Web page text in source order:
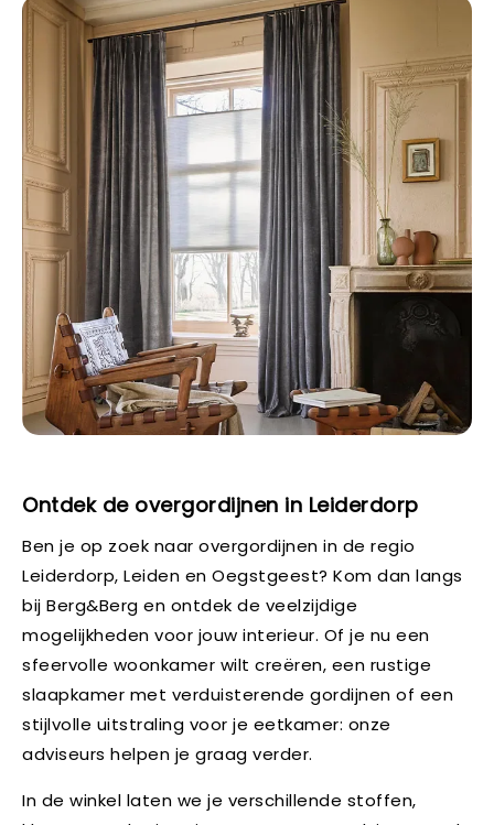
Ontdek de overgordijnen in Leiderdorp
Ben je op zoek naar overgordijnen in de regio
Leiderdorp, Leiden en Oegstgeest? Kom dan langs
bij Berg&Berg en ontdek de veelzijdige
mogelijkheden voor jouw interieur. Of je nu een
sfeervolle woonkamer wilt creëren, een rustige
slaapkamer met verduisterende gordijnen of een
stijlvolle uitstraling voor je eetkamer: onze
adviseurs helpen je graag verder.
In de winkel laten we je verschillende stoffen,